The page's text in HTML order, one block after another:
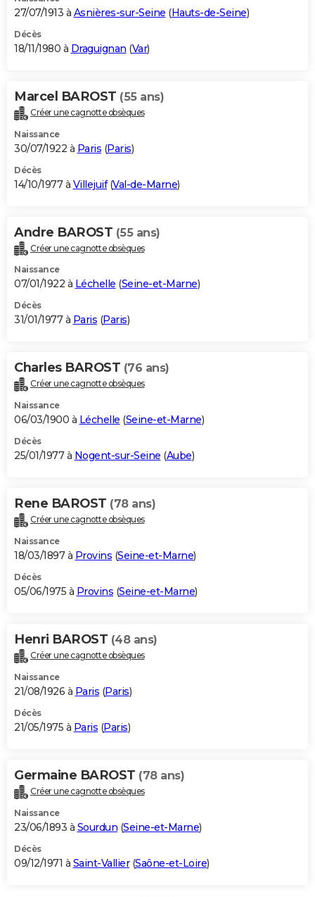
27/07/1913 à Asnières-sur-Seine (Hauts-de-Seine)
Décès
18/11/1980 à Draguignan (Var)
Marcel BAROST (55 ans)
Créer une cagnotte obsèques
Naissance
30/07/1922 à Paris (Paris)
Décès
14/10/1977 à Villejuif(Val-de-Marne)
Andre BAROST (55 ans)
Créer une cagnotte obsèques
Naissance
07/01/1922 à Léchelle (Seine-et-Marne)
Décès
31/01/1977 à Paris (Paris)
Charles BAROST (76 ans)
Créer une cagnotte obsèques
Naissance
06/03/1900 à Léchelle (Seine-et-Marne)
Décès
25/01/1977 à Nogent-sur-Seine (Aube)
Rene BAROST (78 ans)
Créer une cagnotte obsèques
Naissance
18/03/1897 à Provins (Seine-et-Marne)
Décès
05/06/1975 à Provins (Seine-et-Marne)
Henri BAROST (48 ans)
Créer une cagnotte obsèques
Naissance
21/08/1926 à Paris (Paris)
Décès
21/05/1975 à Paris (Paris)
Germaine BAROST (78 ans)
Créer une cagnotte obsèques
Naissance
23/06/1893 à Sourdun (Seine-et-Marne)
Décès
09/12/1971 à Saint-Vallier(Saône-et-Loire)